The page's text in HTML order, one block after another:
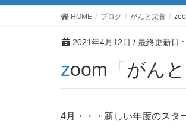
HOME ブログ がんと栄養
2021年4月12日 / 最終更新日 :
zoom「がん
4月・・・新しい年度のスタ